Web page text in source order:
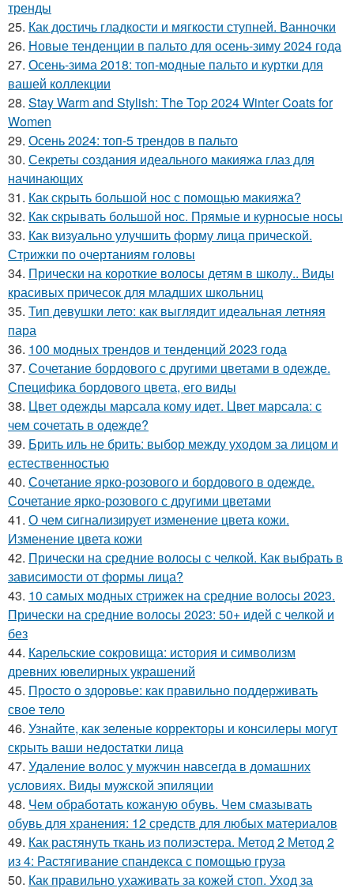
тренды
25. Как достичь гладкости и мягкости ступней. Ванночки
26. Новые тенденции в пальто для осень-зиму 2024 года
27. Осень-зима 2018: топ-модные пальто и куртки для
вашей коллекции
28. Stay Warm and Stylish: The Top 2024 Winter Coats for
Women
29. Осень 2024: топ-5 трендов в пальто
30. Секреты создания идеального макияжа глаз для
начинающих
31. Как скрыть большой нос с помощью макияжа?
32. Как скрывать большой нос. Прямые и курносые носы
33. Как визуально улучшить форму лица прической.
Стрижки по очертаниям головы
34. Прически на короткие волосы детям в школу.. Виды
красивых причесок для младших школьниц
35. Тип девушки лето: как выглядит идеальная летняя
пара
36. 100 модных трендов и тенденций 2023 года
37. Сочетание бордового с другими цветами в одежде.
Специфика бордового цвета, его виды
38. Цвет одежды марсала кому идет. Цвет марсала: с
чем сочетать в одежде?
39. Брить иль не брить: выбор между уходом за лицом и
естественностью
40. Сочетание ярко-розового и бордового в одежде.
Сочетание ярко-розового с другими цветами
41. О чем сигнализирует изменение цвета кожи.
Изменение цвета кожи
42. Прически на средние волосы с челкой. Как выбрать в
зависимости от формы лица?
43. 10 самых модных стрижек на средние волосы 2023.
Прически на средние волосы 2023: 50+ идей с челкой и
без
44. Карельские сокровища: история и символизм
древних ювелирных украшений
45. Просто о здоровье: как правильно поддерживать
свое тело
46. Узнайте, как зеленые корректоры и консилеры могут
скрыть ваши недостатки лица
47. Удаление волос у мужчин навсегда в домашних
условиях. Виды мужской эпиляции
48. Чем обработать кожаную обувь. Чем смазывать
обувь для хранения: 12 средств для любых материалов
49. Как растянуть ткань из полиэстера. Метод 2 Метод 2
из 4: Растягивание спандекса с помощью груза
50. Как правильно ухаживать за кожей стоп. Уход за